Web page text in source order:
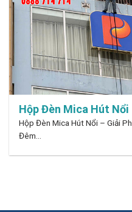
Hộp Đèn Mica Hút Nổi
Hộp Đèn Mica Hút Nổi – Giải
Đêm...